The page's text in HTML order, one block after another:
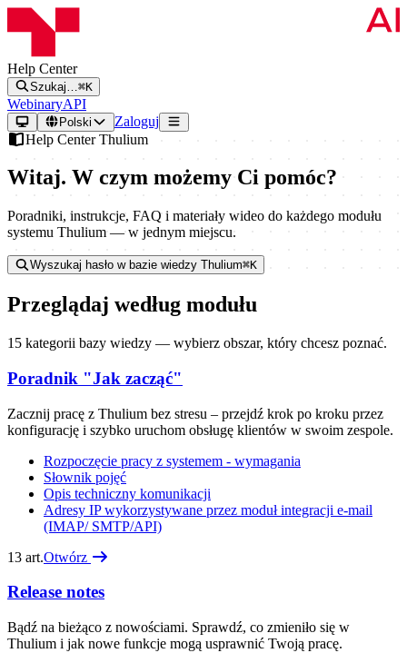
Help Center
Szukaj… ⌘K
WebinaryAPI
Polski
Zaloguj
Help Center Thulium
Witaj. W czym możemy Ci pomóc?
Poradniki, instrukcje, FAQ i materiały wideo do każdego modułu
systemu Thulium — w jednym miejscu.
Wyszukaj hasło w bazie wiedzy Thulium⌘K
Przeglądaj według modułu
15 kategorii bazy wiedzy — wybierz obszar, który chcesz poznać.
Poradnik "Jak zacząć"
Zacznij pracę z Thulium bez stresu – przejdź krok po kroku przez
konfigurację i szybko uruchom obsługę klientów w swoim zespole.
Rozpoczęcie pracy z systemem - wymagania
Słownik pojęć
Opis techniczny komunikacji
Adresy IP wykorzystywane przez moduł integracji e-mail
(IMAP/ SMTP/API)
13 art.Otwórz
Release notes
Bądź na bieżąco z nowościami. Sprawdź, co zmieniło się w
Thulium i jak nowe funkcje mogą usprawnić Twoją pracę.